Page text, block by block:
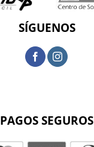
SÍGUENOS
PAGOS SEGUROS